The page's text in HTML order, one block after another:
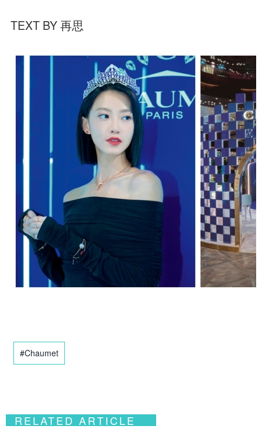
TEXT BY 再思
#Chaumet
RELATED ARTICLE